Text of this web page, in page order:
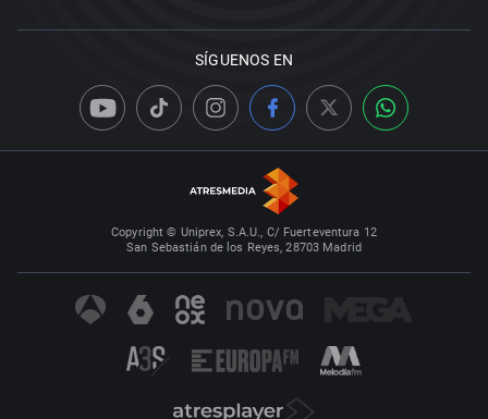
SÍGUENOS EN
Copyright © Uniprex, S.A.U., C/ Fuerteventura 12
San Sebastián de los Reyes, 28703 Madrid